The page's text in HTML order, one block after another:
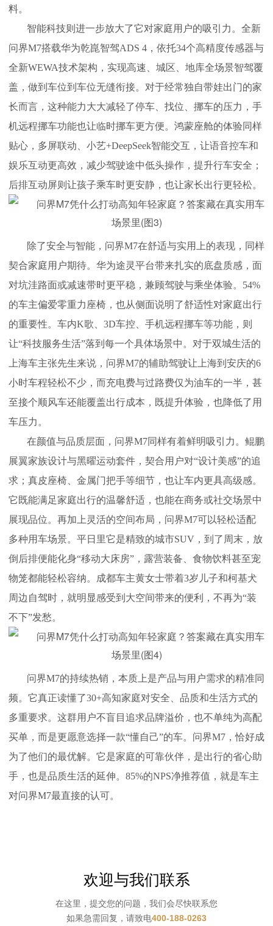
料。
智能科技则进一步放大了它对家庭用户的吸引力。全新
问界M7搭载华为乾崑智驾ADS 4，依托34个高精度传感器与
全新WEWA技术架构，实现高速、城区、地库全场景智驾覆
盖，做到车位到车位无缝衔接。对于经常独自带娃出门的家
长而言，这种能力大大减轻了停车、找位、挪车的压力，手
机远程挪车功能也让临时挪车更方便。鸿蒙座舱的体验同样
贴心，多屏联动、小艺+DeepSeek智能交互，让语音控车和
娱乐互动更高效，减少驾驶途中低头操作，提升行车安全；
后排互动屏则让孩子乘车时更安静，也让家长出行更轻松。
除了安全与智能，问界M7在舒适与实用上的表现，同样
契合家庭用户期待。华为途灵平台带来扎实的底盘质感，面
对坑洼路面或减速带时更平稳，兼顾驾驶与乘坐体验。54%
的车主偏爱零重力座椅，也从侧面说明了舒适性对家庭出行
的重要性。车内K歌、3D车控、手机远程挪车等功能，则
让“科技服务生活”落到每一个具体场景中。对于双城生活的
上海车主张先生来说，问界M7的辅助驾驶让上海到安庆的6
小时车程轻松不少，而充电费与过路费仅为油车的一半，甚
至接个顺风车还能覆盖出行成本，既提升体验，也降低了用
车压力。
在颜值与品质层面，问界M7同样有着鲜明吸引力。鲲鹏
展翼家族设计与黑曜运动套件，契合用户对“设计美感”的追
求；真皮座椅、金属门把手等细节，也让车内更具高级感。
它既能满足家庭出行的温馨舒适，也能在商务或社交场景中
展现品位。再加上灵活的空间布局，问界M7可以轻松适配
多种用车场景。平日里它是精致的城市SUV，到了周末，放
倒后排便能化身“移动大床房”，露营装备、食物饮料甚至宠
物笼都能轻松容纳。成都车主黄女士带着3岁儿子和柯基犬
周边自驾时，就明显感受到大空间带来的便利，不再为“装
不下”发愁。
问界M7的持续热销，本质上是产品与用户需求的精准同
频。它真正读懂了30+高知家庭对安全、品质和生活方式的
多重要求。这群用户不盲目追求品牌溢价，也不单纯为高配
买单，而是更愿意选择一款“懂自己”的车。问界M7，恰好成
为了他们的最优解。它是家庭的可靠伙伴，是出行的省心助
手，也是品质生活的延伸。85%的NPS净推荐值，就是车主
对问界M7最直接的认可。
欢迎与我们联系
在这里，提交您的问题，我们会尽快联系您
如果急需回复，请致电400-188-0263